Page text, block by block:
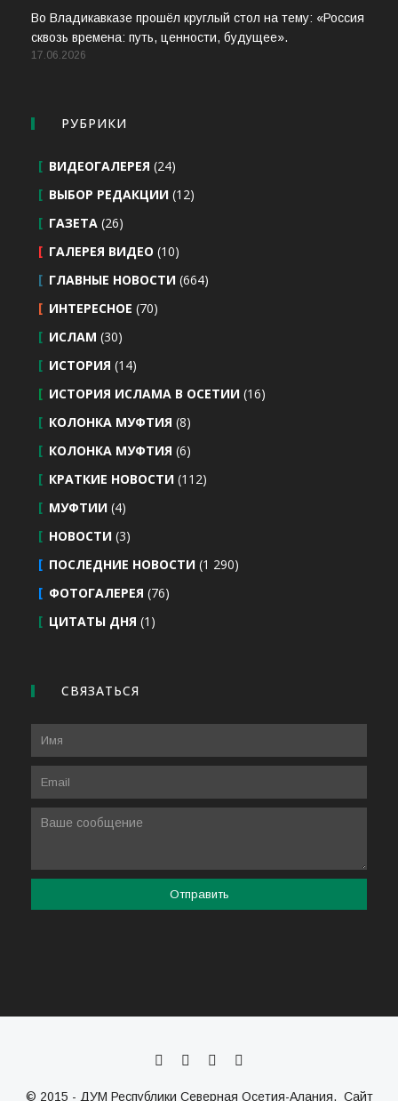
Во Владикавказе прошёл круглый стол на тему: «Россия
сквозь времена: путь, ценности, будущее».
17.06.2026
РУБРИКИ
ВИДЕОГАЛЕРЕЯ (24)
ВЫБОР РЕДАКЦИИ (12)
ГАЗЕТА (26)
ГАЛЕРЕЯ ВИДЕО (10)
ГЛАВНЫЕ НОВОСТИ (664)
ИНТЕРЕСНОЕ (70)
ИСЛАМ (30)
ИСТОРИЯ (14)
ИСТОРИЯ ИСЛАМА В ОСЕТИИ (16)
КОЛОНКА МУФТИЯ (8)
КОЛОНКА МУФТИЯ (6)
КРАТКИЕ НОВОСТИ (112)
МУФТИИ (4)
НОВОСТИ (3)
ПОСЛЕДНИЕ НОВОСТИ (1 290)
ФОТОГАЛЕРЕЯ (76)
ЦИТАТЫ ДНЯ (1)
СВЯЗАТЬСЯ
© 2015 - ДУМ Республики Северная Осетия-Алания. Сайт